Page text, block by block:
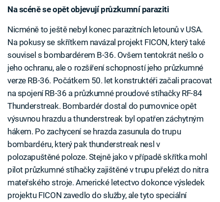
Na scéně se opět objevují průzkumní paraziti
Nicméně to ještě nebyl konec parazitních letounů v USA.
Na pokusy se skřítkem navázal projekt FICON, který také
souvisel s bombardérem B-36. Ovšem tentokrát nešlo o
jeho ochranu, ale o rozšíření schopností jeho průzkumné
verze RB-36. Počátkem 50. let konstruktéři začali pracovat
na spojení RB-36 a průzkumné proudové stíhačky RF-84
Thunderstreak. Bombardér dostal do pumovnice opět
výsuvnou hrazdu a thunderstreak byl opatřen záchytným
hákem. Po zachycení se hrazda zasunula do trupu
bombardéru, který pak thunderstreak nesl v
polozapuštěné poloze. Stejně jako v případě skřítka mohl
pilot průzkumné stíhačky zajištěné v trupu přelézt do nitra
mateřského stroje. Americké letectvo dokonce výsledek
projektu FICON zavedlo do služby, ale tyto speciální